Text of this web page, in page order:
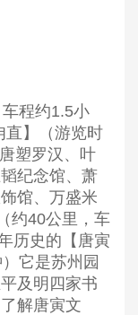
程约1.5小
直】（游览时
塑罗汉、叶
纪念馆、萧
馆、万盛米
约40公里，车
历史的【唐寅
它是苏州园
及明四家书
解唐寅文